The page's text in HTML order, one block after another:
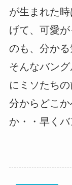
が生まれた
げて、可愛
のも、分かる
そんなバン
にミソたち
分からどこ
か・・早く